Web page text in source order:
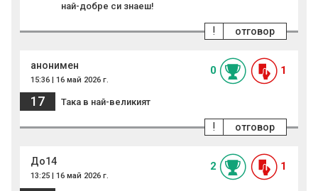
най-добре си знаеш!
отговор
!
анонимен
15:36 | 16 май 2026 г.
0 1
17 Така в най-великият
отговор
!
До14
13:25 | 16 май 2026 г.
2 1